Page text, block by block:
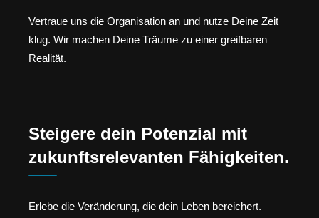
Vertraue uns die Organisation an und nutze Deine Zeit
klug. Wir machen Deine Träume zu einer greifbaren
Realität.
Steigere dein Potenzial mit
zukunftsrelevanten Fähigkeiten.
Erlebe die Veränderung, die dein Leben bereichert.